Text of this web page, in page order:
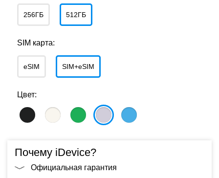
256ГБ 512ГБ
SIM карта:
eSIM SIM+eSIM
Цвет:
Почему iDevice?
Официальная гарантия